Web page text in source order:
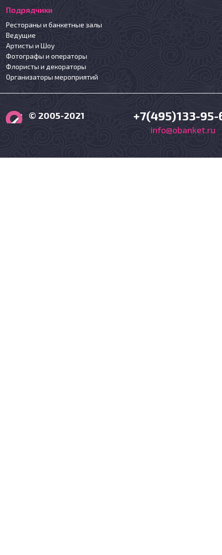
Подрядчики
Рестораны и банкетные залы
Ведущие
Артисты и Шоу
Фотографы и операторы
Флористы и декораторы
Организаторы мероприятий
© 2005-2021 +7(495)133-95-
info@obanket.ru